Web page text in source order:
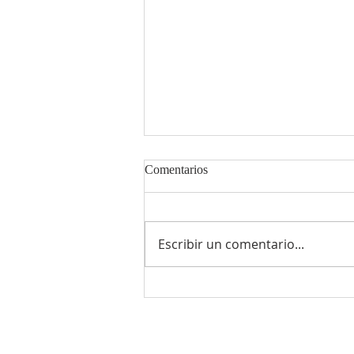
Comentarios
Escribir un comentario...